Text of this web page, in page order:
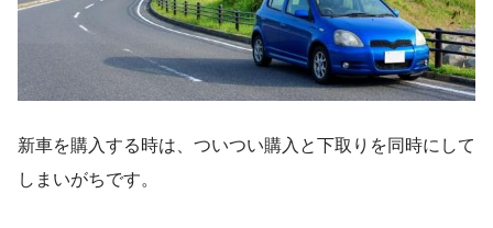
新車を購入する時は、ついつい購入と下取りを同時にして
しまいがちです。